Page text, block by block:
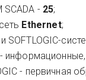
- 25;
Ethernet;
SOFTLOGIC-
- первичная